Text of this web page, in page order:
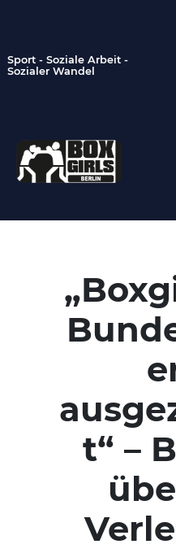
Sport - Soziale Arbeit -
Sozialer Wandel
t“ –